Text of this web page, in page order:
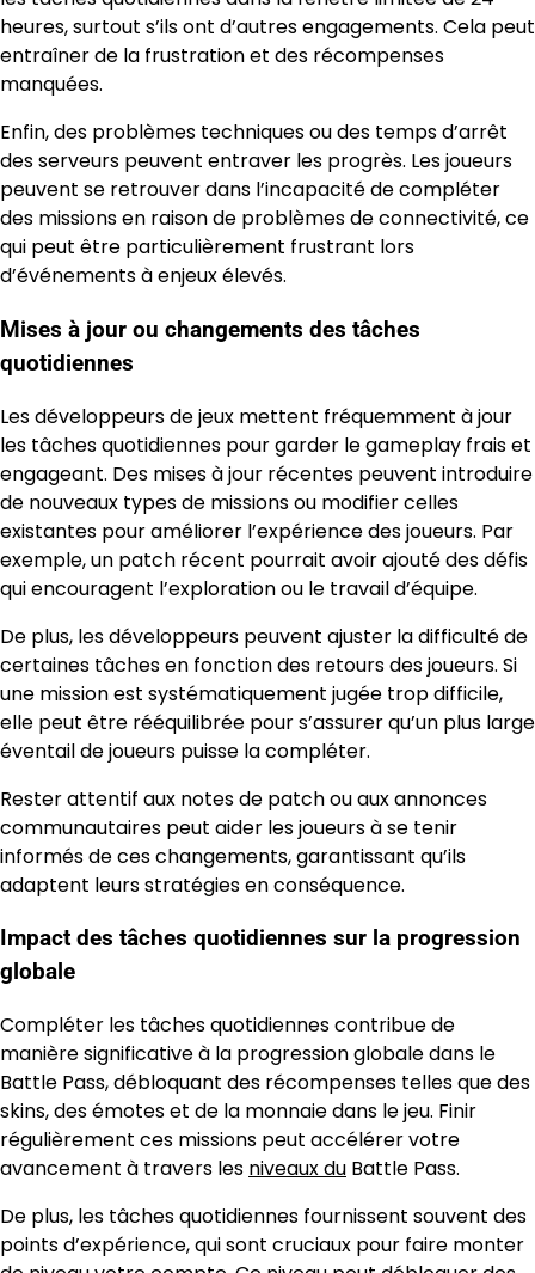
heures, surtout s’ils ont d’autres engagements. Cela peut
entraîner de la frustration et des récompenses
manquées.
Enfin, des problèmes techniques ou des temps d’arrêt
des serveurs peuvent entraver les progrès. Les joueurs
peuvent se retrouver dans l’incapacité de compléter
des missions en raison de problèmes de connectivité, ce
qui peut être particulièrement frustrant lors
d’événements à enjeux élevés.
Mises à jour ou changements des tâches
quotidiennes
Les développeurs de jeux mettent fréquemment à jour
les tâches quotidiennes pour garder le gameplay frais et
engageant. Des mises à jour récentes peuvent introduire
de nouveaux types de missions ou modifier celles
existantes pour améliorer l’expérience des joueurs. Par
exemple, un patch récent pourrait avoir ajouté des défis
qui encouragent l’exploration ou le travail d’équipe.
De plus, les développeurs peuvent ajuster la difficulté de
certaines tâches en fonction des retours des joueurs. Si
une mission est systématiquement jugée trop difficile,
elle peut être rééquilibrée pour s’assurer qu’un plus large
éventail de joueurs puisse la compléter.
Rester attentif aux notes de patch ou aux annonces
communautaires peut aider les joueurs à se tenir
informés de ces changements, garantissant qu’ils
adaptent leurs stratégies en conséquence.
Impact des tâches quotidiennes sur la progression
globale
Compléter les tâches quotidiennes contribue de
manière significative à la progression globale dans le
Battle Pass, débloquant des récompenses telles que des
skins, des émotes et de la monnaie dans le jeu. Finir
régulièrement ces missions peut accélérer votre
avancement à travers les niveaux du Battle Pass.
De plus, les tâches quotidiennes fournissent souvent des
points d’expérience, qui sont cruciaux pour faire monter